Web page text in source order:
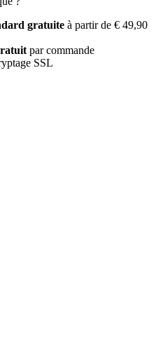
gratuite à partir de € 49,90
par commande
SSL